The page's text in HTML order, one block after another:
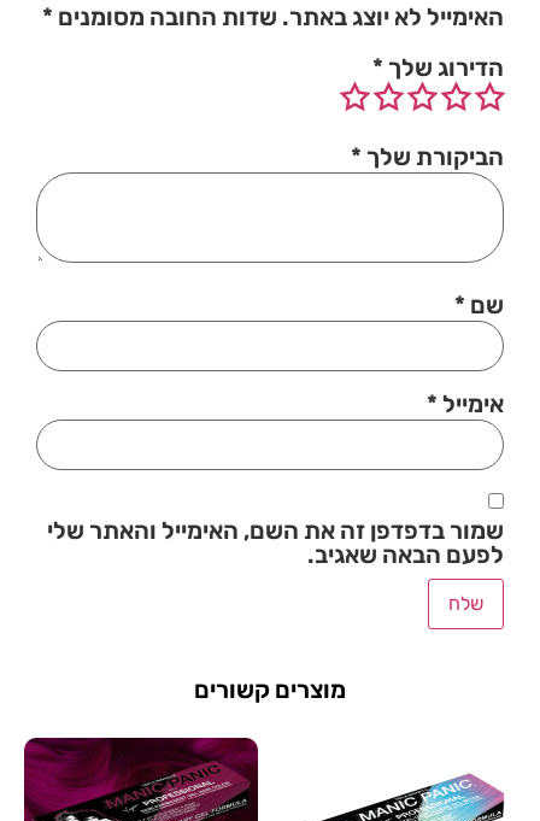
האימייל לא יוצג באתר. שדות החובה מסומנים *
הדירוג שלך *
הביקורת שלך *
שם *
אימייל *
שמור בדפדפן זה את השם, האימייל והאתר שלי
לפעם הבאה שאגיב.
מוצרים קשורים